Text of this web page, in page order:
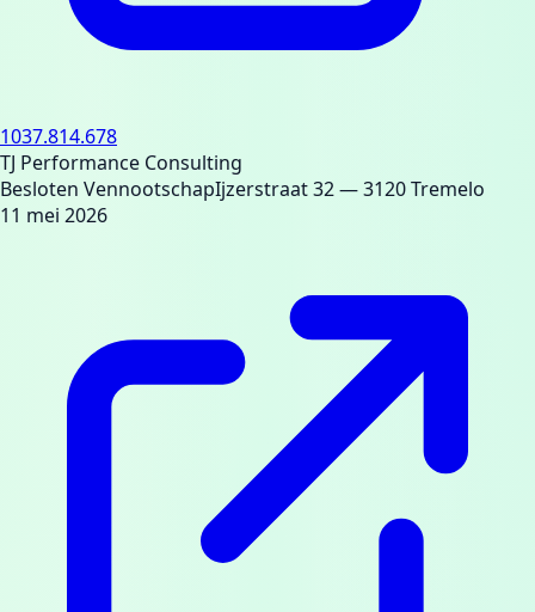
1037.814.678
TJ Performance Consulting
Besloten VennootschapIjzerstraat 32— 3120 Tremelo
11 mei 2026